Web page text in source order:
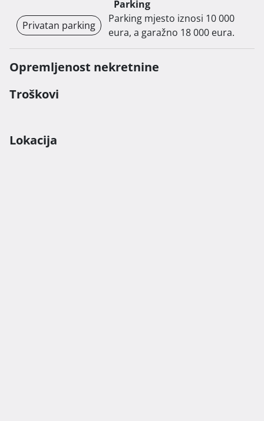
Početak gradnje planiran je krajem 2024.
Za više informacija o dostupnim stanovima i nadgradе
kontaktirajte.
Parking
Privatan parking
Parking mjesto iznosi 10 000
eura, a garažno 18 000 eura.
Opremljenost nekretnine
Troškovi
Lokacija